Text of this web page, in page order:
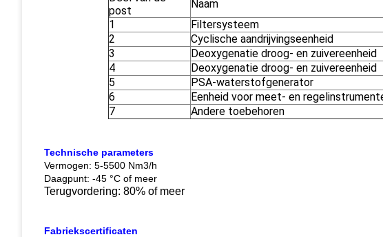
post
Naam
1
Filtersysteem
2
Cyclische aandrijvingseenheid
3
Deoxygenatie droog- en zuivereenheid
4
Deoxygenatie droog- en zuivereenheid
5
PSA-waterstofgenerator
6
Eenheid voor meet- en
7
Andere toebehoren
Technische parameters
Vermogen: 5-5500 Nm3/h
Daagpunt: -45 °C of meer
Terugvordering: 80% of meer
Fabriekscertificaten